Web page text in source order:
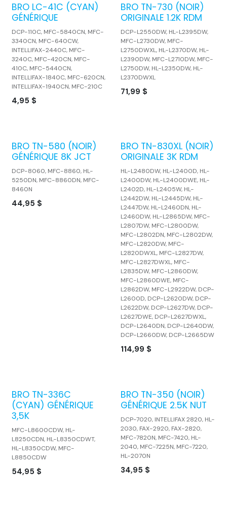
BRO LC-41C (CYAN)
GÉNÉRIQUE
DCP-110C, MFC-5840CN, MFC-
3340CN, MFC-640CW,
INTELLIFAX-2440C, MFC-
3240C, MFC-420CN, MFC-
410C, MFC-5440CN,
INTELLIFAX-1840C, MFC-620CN,
INTELLIFAX-1940CN, MFC-210C
4,95 $
BRO TN-730 (NOIR)
ORIGINALE 1.2K RDM
DCP-L2550DW, HL-L2395DW,
MFC-L2730DW, MFC-
L2750DWXL, HL-L2370DW, HL-
L2390DW, MFC-L2710DW, MFC-
L2750DW, HL-L2350DW, HL-
L2370DWXL
71,99 $
BRO TN-580 (NOIR)
GÉNÉRIQUE 8K JCT
DCP-8060, MFC-8860, HL-
5250DN, MFC-8860DN, MFC-
8460N
44,95 $
BRO TN-830XL (NOIR)
ORIGINALE 3K RDM
HL-L2480DW, HL-L2400D, HL-
L2400DW, HL-L2400DWE, HL-
L2402D, HL-L2405W, HL-
L2442DW, HL-L2445DW, HL-
L2447DW, HL-L2460DN, HL-
L2460DW, HL-L2865DW, MFC-
L2807DW, MFC-L2800DW,
MFC-L2802DN, MFC-L2802DW,
MFC-L2820DW, MFC-
L2820DWXL, MFC-L2827DW,
MFC-L2827DWXL, MFC-
L2835DW, MFC-L2860DW,
MFC-L2860DWE, MFC-
L2862DW, MFC-L2922DW, DCP-
L2600D, DCP-L2620DW, DCP-
L2622DW, DCP-L2627DW, DCP-
L2627DWE, DCP-L2627DWXL,
DCP-L2640DN, DCP-L2640DW,
DCP-L2660DW, DCP-L2665DW
114,99 $
BRO TN-336C
(CYAN) GÉNÉRIQUE
3,5K
MFC-L8600CDW, HL-
L8250CDN, HL-L8350CDWT,
HL-L8350CDW, MFC-
L8850CDW
54,95 $
BRO TN-350 (NOIR)
GÉNÉRIQUE 2.5K NUT
DCP-7020, INTELLIFAX 2820, HL-
2030, FAX-2920, FAX-2820,
MFC-7820N, MFC-7420, HL-
2040, MFC-7225N, MFC-7220,
HL-2070N
34,95 $